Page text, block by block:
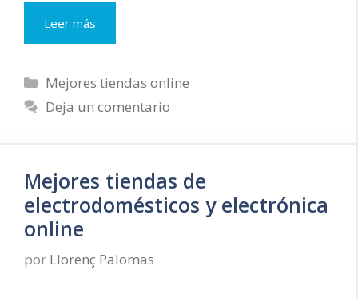
Leer más
colchones
Top
7
Categorías
Mejores tiendas online
Deja un comentario
Mejores tiendas de
electrodomésticos y electrónica
online
por Llorenç Palomas